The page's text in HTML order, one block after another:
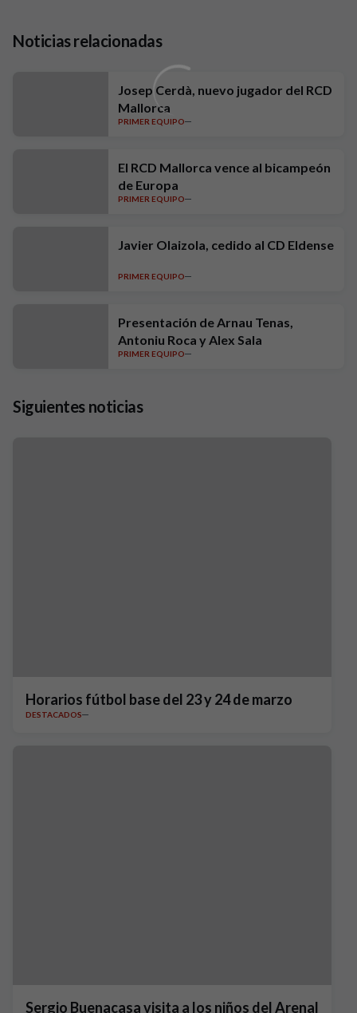
Noticias relacionadas
Josep Cerdà, nuevo jugador del RCD
Mallorca
PRIMER EQUIPO
El RCD Mallorca vence al bicampeón
de Europa
PRIMER EQUIPO
Javier Olaizola, cedido al CD Eldense
PRIMER EQUIPO
Presentación de Arnau Tenas,
Antoniu Roca y Alex Sala
PRIMER EQUIPO
Siguientes noticias
Horarios fútbol base del 23 y 24 de marzo
DESTACADOS
Sergio Buenacasa visita a los niños del Arenal